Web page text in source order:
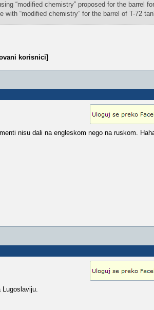
“modified chemistry” proposed for the barrel
with “modified chemistry” for the barrel of T-72
korisnici]
nisu dali na engleskom nego na ruskom.
Lugoslaviju.